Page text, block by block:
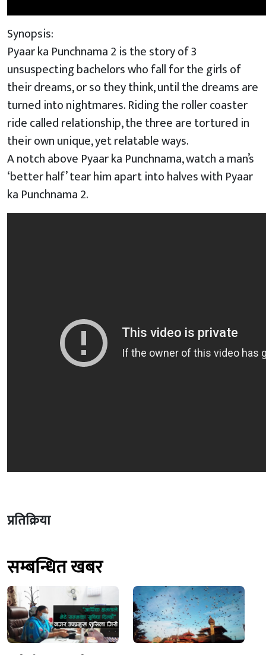
Synopsis:
Pyaar ka Punchnama 2 is the story of 3
unsuspecting bachelors who fall for the girls of
their dreams, or so they think, until the dreams are
turned into nightmares. Riding the roller coaster
ride called relationship, the three are tortured in
their own unique, yet relatable ways.
A notch above Pyaar ka Punchnama, watch a man’s
‘better half’ tear him apart into halves with Pyaar
ka Punchnama 2.
प्रतिक्रिया
सम्बन्धित खबर